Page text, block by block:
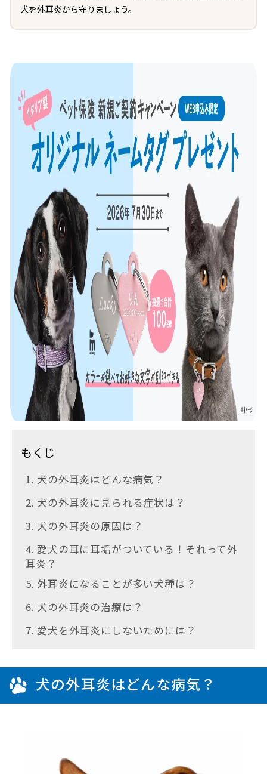
犬を外耳炎から守りましょう。
もくじ
1. 犬の外耳炎はどんな病気？
2. 犬の外耳炎に見られる症状は？
3. 犬の外耳炎の原因は？
4. 愛犬の耳に耳垢がついている！それって外
耳炎？
5. 外耳炎になることが多い犬種は？
6. 犬の外耳炎の治療は？
7. 愛犬を外耳炎にしないためには？
犬の外耳炎はどんな病気？